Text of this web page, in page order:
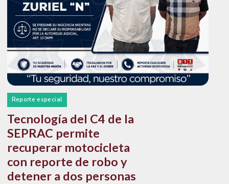
Reporte especial
Tecnología del C4 de la
SEPRAC permite
recuperar motocicleta
con reporte de robo y
detener a dos personas